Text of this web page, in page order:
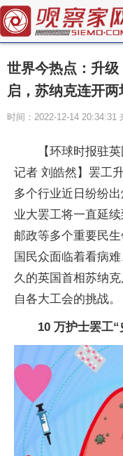
世界今热点：升
启，苏纳克连开
时间：2022-12-14 20:34:31
【环球时报驻
记者 刘皓然】罢工
多个行业近日纷纷
业大罢工将一直延
邮政等多个重要民
国民众面临着看病
久的英国首相苏纳
自各大工会的挑战。
10 万护士罢工“